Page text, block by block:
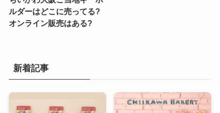
ルダーはどこに売ってる?
オンライン販売はある?
新着記事